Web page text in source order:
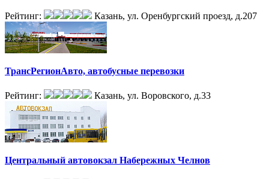
Рейтинг: Казань, ул. Оренбургский проезд, д.207
ТрансРегионАвто, автобусные перевозки
Рейтинг: Казань, ул. Воровского, д.33
Центральный автовокзал Набережных Челнов